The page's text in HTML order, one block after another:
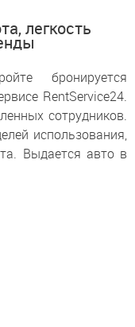
легкость
бронируется
RentService24.
сотрудников.
использования,
Выдается авто в